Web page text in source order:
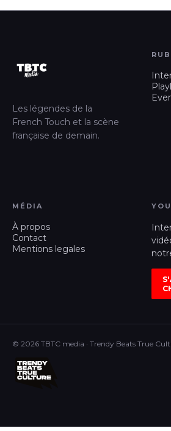
Les légendes de la
French Touch et la scène
française de demain.
MÉDIA
À propos
Contact
Mentions legales
© 2026 TBTC media · Trendy Beats True